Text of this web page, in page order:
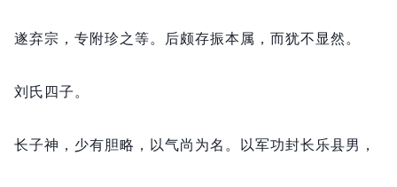
遂弃宗， 专附珍之等。 后颇存振本属， 而犹不显然。
刘氏四子。
长子神， 少有胆略， 以气尚为名。 以军功封长乐县男，